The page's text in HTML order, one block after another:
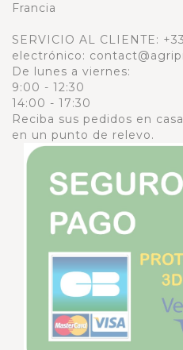
Francia
SERVICIO AL CLIENTE:
electrónico:
De lunes a viernes:
9:00 - 12:30
14:00 - 17:30
Reciba sus pedidos en
en un punto de relevo.